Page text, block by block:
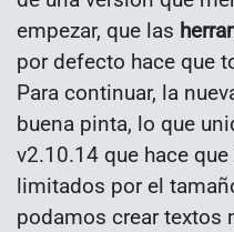
empezar, que las
por defecto hace que
Para continuar, la
buena pinta, lo que
v2.10.14 que hace
limitados por el
podamos crear textos